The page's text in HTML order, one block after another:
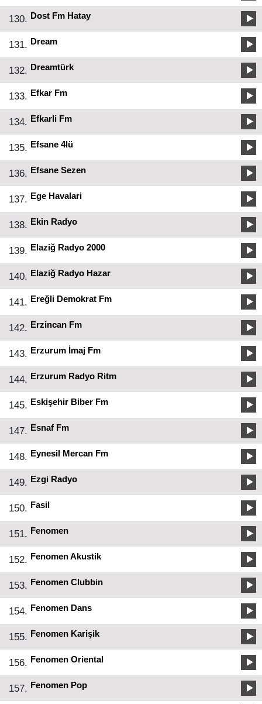
130. Dost Fm Hatay
131. Dream
132. Dreamtürk
133. Efkar Fm
134. Efkarli Fm
135. Efsane 4lü
136. Efsane Sezen
137. Ege Havalari
138. Ekin Radyo
139. Elaziğ Radyo 2000
140. Elaziğ Radyo Hazar
141. Ereğli Demokrat Fm
142. Erzincan Fm
143. Erzurum İmaj Fm
144. Erzurum Radyo Ritm
145. Eskişehir Biber Fm
147. Esnaf Fm
148. Eynesil Mercan Fm
149. Ezgi Radyo
150. Fasil
151. Fenomen
152. Fenomen Akustik
153. Fenomen Clubbin
154. Fenomen Dans
155. Fenomen Karişik
156. Fenomen Oriental
157. Fenomen Pop